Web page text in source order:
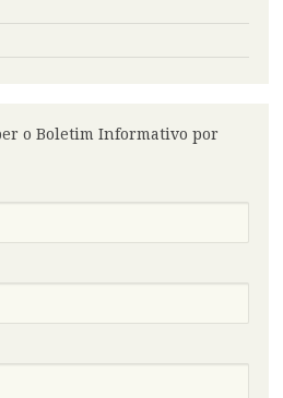
o Boletim Informativo por